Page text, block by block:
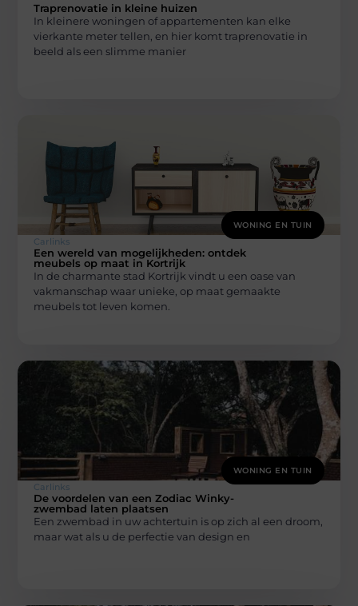
Traprenovatie in kleine huizen
In kleinere woningen of appartementen kan elke
vierkante meter tellen, en hier komt traprenovatie in
beeld als een slimme manier
WONING EN TUIN
Carlinks
Een wereld van mogelijkheden: ontdek
meubels op maat in Kortrijk
In de charmante stad Kortrijk vindt u een oase van
vakmanschap waar unieke, op maat gemaakte
meubels tot leven komen.
WONING EN TUIN
Carlinks
De voordelen van een Zodiac Winky-
zwembad laten plaatsen
Een zwembad in uw achtertuin is op zich al een droom,
maar wat als u de perfectie van design en